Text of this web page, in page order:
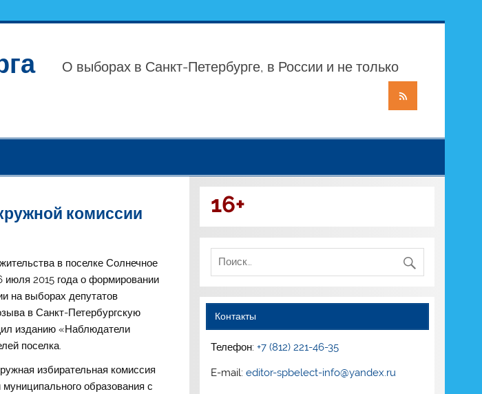
О выборах в Санкт-Петербурге, в России и не только
комиссии
в поселке Солнечное
2015 года о формировании
на выборах депутатов
в Санкт-Петербургскую
изданию «Наблюдатели
поселка.
избирательная комиссия
образования с
16+
Контакты
Телефон: +7 (812) 221-46-35
E-mail: editor-spbelect-info@yandex.ru